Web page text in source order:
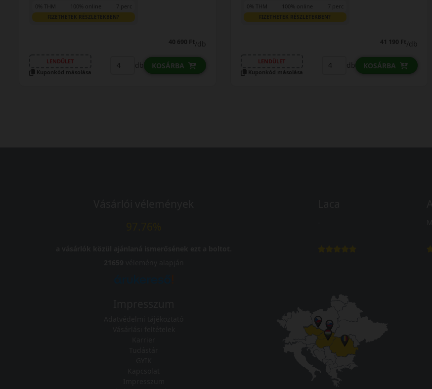
0% THM 100% online 7 perc
FIZETHETEK RÉSZLETEKBEN?
40 690 Ft/db
LENDÜLET
Kuponkód másolása
db KOSÁRBA
0% THM 100% online 7 perc
FIZETHETEK RÉSZLETEKBEN?
41 190 Ft/db
LENDÜLET
Kuponkód másolása
db KOSÁRBA